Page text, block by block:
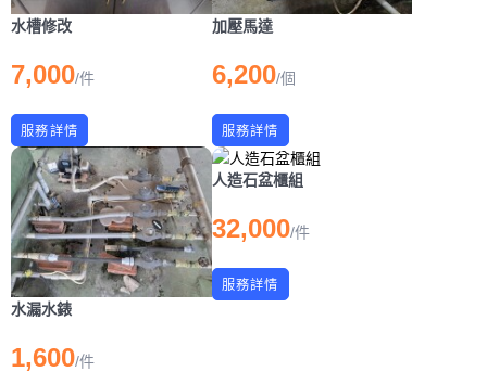
水槽修改
7,000/件
服務詳情
加壓馬達
6,200/個
服務詳情
水漏水錶
1,600/件
人造石盆櫃組
32,000/件
服務詳情